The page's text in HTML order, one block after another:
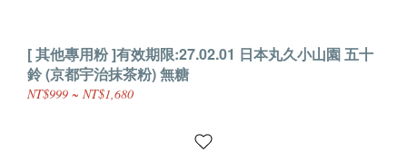
[ 其他專用粉 ]有效期限:27.02.01 日本丸久小山園 五十
鈴 (京都宇治抹茶粉) 無糖
NT$999 ~ NT$1,680